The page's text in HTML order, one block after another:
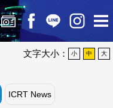
文字大小： 小 中 大
ICRT News